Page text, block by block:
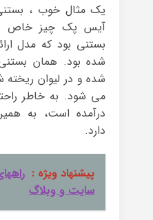
یک مثال خوب ،
آیس پک چیز خاص و
بستنی بود که مدل
شده بود. همان
شده و در لیوان
می شود. به خاطر
درآمده است، به
دارد.
پیشنهاد ویژه :
سایت و وبلاگ